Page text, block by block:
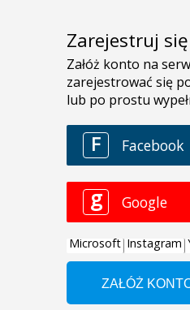
Zarejestruj